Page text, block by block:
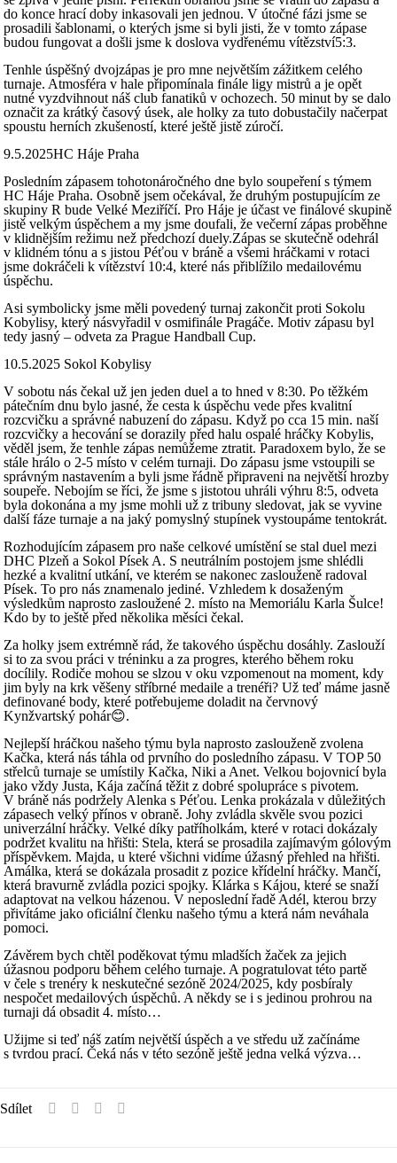
do konce hrací doby inkasovali jen jednou. V útočné fázi jsme se
prosadili šablonami, o kterých jsme si byli jisti, že v tomto zápase
budou fungovat a došli jsme k doslova vydřenému vítězství5:3.
Tenhle úspěšný dvojzápas je pro mne největším zážitkem celého
turnaje. Atmosféra v hale připomínala finále ligy mistrů a je opět
nutné vyzdvihnout náš club fanatiků v ochozech. 50 minut by se dalo
označit za krátký časový úsek, ale holky za tuto dobustačily načerpat
spoustu herních zkušeností, které ještě jistě zúročí.
9.5.2025HC Háje Praha
Posledním zápasem tohotonáročného dne bylo soupeření s týmem
HC Háje Praha. Osobně jsem očekával, že druhým postupujícím ze
skupiny R bude Velké Meziříčí. Pro Háje je účast ve finálové skupině
jistě velkým úspěchem a my jsme doufali, že večerní zápas proběhne
v klidnějším režimu než předchozí duely.Zápas se skutečně odehrál
v klidném tónu a s jistou Péťou v bráně a všemi hráčkami v rotaci
jsme dokráčeli k vítězství 10:4, které nás přiblížilo medailovému
úspěchu.
Asi symbolicky jsme měli povedený turnaj zakončit proti Sokolu
Kobylisy, který násvyřadil v osmifinále Pragáče. Motiv zápasu byl
tedy jasný – odveta za Prague Handball Cup.
10.5.2025 Sokol Kobylisy
V sobotu nás čekal už jen jeden duel a to hned v 8:30. Po těžkém
pátečním dnu bylo jasné, že cesta k úspěchu vede přes kvalitní
rozcvičku a správné nabuzení do zápasu. Když po cca 15 min. naší
rozcvičky a hecování se dorazily před halu ospalé hráčky Kobylis,
věděl jsem, že tenhle zápas nemůžeme ztratit. Paradoxem bylo, že se
stále hrálo o 2-5 místo v celém turnaji. Do zápasu jsme vstoupili se
správným nastavením a byli jsme řádně připraveni na největší hrozby
soupeře. Nebojím se říci, že jsme s jistotou uhráli výhru 8:5, odveta
byla dokonána a my jsme mohli už z tribuny sledovat, jak se vyvine
další fáze turnaje a na jaký pomyslný stupínek vystoupáme tentokrát.
Rozhodujícím zápasem pro naše celkové umístění se stal duel mezi
DHC Plzeň a Sokol Písek A. S neutrálním postojem jsme shlédli
hezké a kvalitní utkání, ve kterém se nakonec zaslouženě radoval
Písek. To pro nás znamenalo jediné. Vzhledem k dosaženým
výsledkům naprosto zasloužené 2. místo na Memoriálu Karla Šulce!
Kdo by to ještě před několika měsíci čekal.
Za holky jsem extrémně rád, že takového úspěchu dosáhly. Zaslouží
si to za svou práci v tréninku a za progres, kterého během roku
docílily. Rodiče mohou se slzou v oku vzpomenout na moment, kdy
jim byly na krk věšeny stříbrné medaile a trenéři? Už teď máme jasně
definované body, které potřebujeme doladit na červnový
Kynžvartský pohár😊.
Nejlepší hráčkou našeho týmu byla naprosto zaslouženě zvolena
Kačka, která nás táhla od prvního do posledního zápasu. V TOP 50
střelců turnaje se umístily Kačka, Niki a Anet. Velkou bojovnicí byla
jako vždy Justa, Kája začíná těžit z dobré spolupráce s pivotem.
V bráně nás podržely Alenka s Péťou. Lenka prokázala v důležitých
zápasech velký přínos v obraně. Johy zvládla skvěle svou pozici
univerzální hráčky. Velké díky patříholkám, které v rotaci dokázaly
podržet kvalitu na hřišti: Stela, která se prosadila zajímavým gólovým
příspěvkem. Majda, u které všichni vidíme úžasný přehled na hřišti.
Amálka, která se dokázala prosadit z pozice křídelní hráčky. Mančí,
která bravurně zvládla pozici spojky. Klárka s Kájou, které se snaží
adaptovat na velkou házenou. V neposlední řadě Adél, kterou brzy
přivítáme jako oficiální členku našeho týmu a která nám neváhala
pomoci.
Závěrem bych chtěl poděkovat týmu mladších žaček za jejich
úžasnou podporu během celého turnaje. A pogratulovat této partě
v čele s trenéry k neskutečné sezóně 2024/2025, kdy posbíraly
nespočet medailových úspěchů. A někdy se i s jedinou prohrou na
turnaji dá obsadit 4. místo…
Užijme si teď náš zatím největší úspěch a ve středu už začínáme
s tvrdou prací. Čeká nás v této sezóně ještě jedna velká výzva…
Sdílet